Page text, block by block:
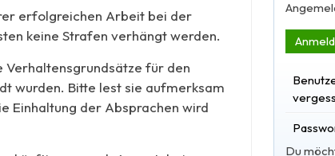
erfolgreichen Arbeit bei der
keine Strafen verhängt werden.
Verhaltensgrundsätze für den
wurden. Bitte lest sie aufmerksam
Einhaltung der Absprachen wird
Du